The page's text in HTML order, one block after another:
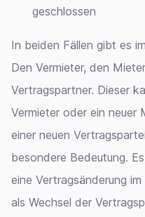
geschlossen
In beiden Fällen gibt es
Den Vermieter, den
Vertragspartner. Dieser
Vermieter oder ein neuer
einer neuen
besondere Bedeutung.
eine Vertragsänderung
als Wechsel der